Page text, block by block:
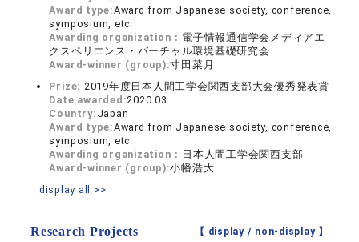
Award type:Award from Japanese society, conference,
symposium, etc.
Awarding organization： 電子情報通信学会メディアエ
クスペリエンス・バーチャル環境基礎研究会
Award-winner (group):寸田菜月
Prize: 2019年度日本人間工学会関西支部大会優秀発表賞
Date awarded:2020.03
Country: Japan
Award type:Award from Japanese society, conference,
symposium, etc.
Awarding organization： 日本人間工学会関西支部
Award-winner (group):小幡浩大
display all >>
Research Projects 【 display / non-display】